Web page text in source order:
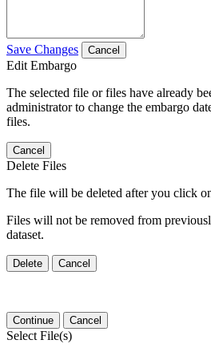
Save Changes Cancel
Edit Embargo
The selected file or files have already
administrator to change the embargo
files.
Cancel
Delete Files
The file will be deleted after you click
Files will not be removed from
dataset.
Delete Cancel
Continue Cancel
Select File(s)